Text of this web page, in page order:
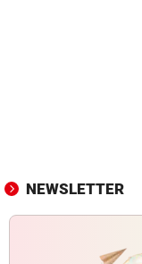
NEWSLETTER